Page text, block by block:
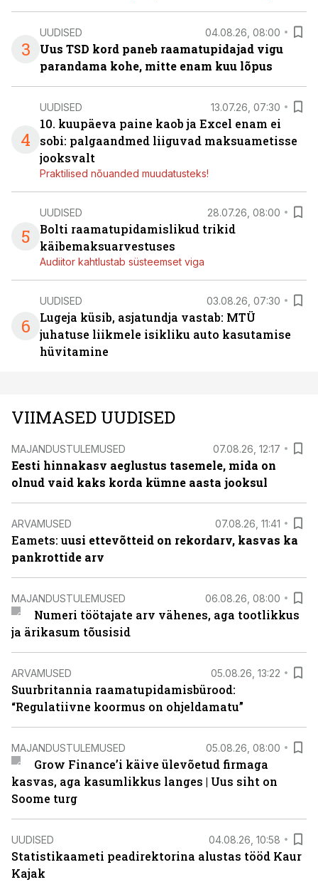
3
UUDISED 04.08.26, 08:00
Uus TSD kord paneb raamatupidajad vigu
parandama kohe, mitte enam kuu lõpus
4
UUDISED 13.07.26, 07:30
10. kuupäeva paine kaob ja Excel enam ei
sobi: palgaandmed liiguvad maksuametisse
jooksvalt
Praktilised nõuanded muudatusteks!
5
UUDISED 28.07.26, 08:00
Bolti raamatupidamislikud trikid
käibemaksuarvestuses
Audiitor kahtlustab süsteemset viga
6
UUDISED 03.08.26, 07:30
Lugeja küsib, asjatundja vastab: MTÜ
juhatuse liikmele isikliku auto kasutamise
hüvitamine
VIIMASED UUDISED
MAJANDUSTULEMUSED 07.08.26, 12:17
Eesti hinnakasv aeglustus tasemele, mida on
olnud vaid kaks korda kümne aasta jooksul
ARVAMUSED 07.08.26, 11:41
Eamets: uusi ettevõtteid on rekordarv, kasvas ka
pankrottide arv
MAJANDUSTULEMUSED 06.08.26, 08:00
Numeri töötajate arv vähenes, aga tootlikkus
ja ärikasum tõusisid
ARVAMUSED 05.08.26, 13:22
Suurbritannia raamatupidamisbürood:
“Regulatiivne koormus on ohjeldamatu”
MAJANDUSTULEMUSED 05.08.26, 08:00
Grow Finance’i käive ülevõetud firmaga
kasvas, aga kasumlikkus langes | Uus siht on
Soome turg
UUDISED 04.08.26, 10:58
Statistikaameti peadirektorina alustas tööd Kaur
Kajak